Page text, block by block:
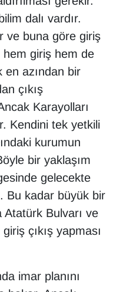
dalı vardır.
ve buna göre giriş
hem giriş hem de
en azından bir
çıkış
Karayolları
Kendini tek yetkili
kurumun
bir yaklaşım
gelecekte
Bu kadar büyük bir
Atatürk Bulvarı ve
çıkış yapması
imar planını